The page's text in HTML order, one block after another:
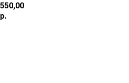
550,00
р.